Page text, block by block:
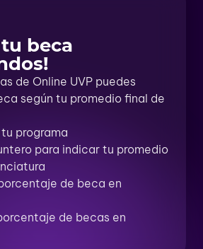
tu beca
de Online UVP puedes
según tu promedio final de
programa
para indicar tu promedio
de beca en
de becas en